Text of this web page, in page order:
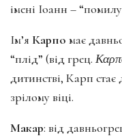
імені Іоанн –
Ім’я Карпо має
“плід” (від грец.
дитинстві, Карп
зрілому віці.
Макар: від